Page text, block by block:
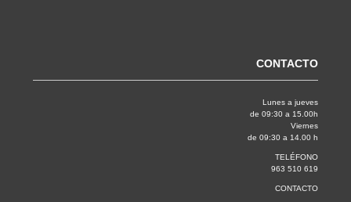
CONTACTO
Lunes a jueves
de 09:30 a 15.00h
Viernes
de 09:30 a 14.00 h
TELÉFONO
963 510 619
CONTACTO